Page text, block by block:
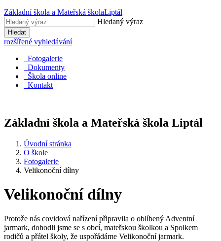
Základní škola a Mateřská školaLiptál
Hledaný výraz
Hledat
rozšířené vyhledávání
Fotogalerie
Dokumenty
Škola online
Kontakt
Základní škola a Mateřská škola Liptál
Úvodní stránka
O škole
Fotogalerie
Velikonoční dílny
Velikonoční dílny
Protože nás covidová nařízení připravila o oblíbený Adventní
jarmark, dohodli jsme se s obcí, mateřskou školkou a Spolkem
rodičů a přátel školy, že uspořádáme Velikonoční jarmark.